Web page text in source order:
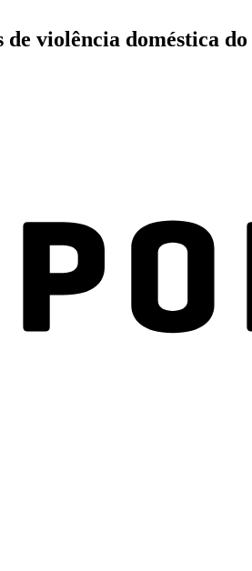
violência doméstica